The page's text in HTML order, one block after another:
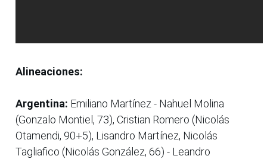
Alineaciones:
Argentina: Emiliano Martínez - Nahuel Molina
(Gonzalo Montiel, 73), Cristian Romero (Nicolás
Otamendi, 90+5), Lisandro Martínez, Nicolás
Tagliafico (Nicolás González, 66) - Leandro